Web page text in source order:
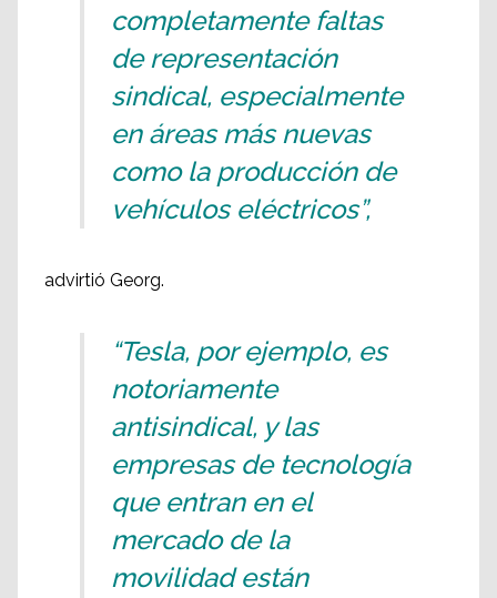
completamente faltas
de representación
sindical, especialmente
en áreas más nuevas
como la producción de
vehículos eléctricos”,
advirtió Georg.
“Tesla, por ejemplo, es
notoriamente
antisindical, y las
empresas de tecnología
que entran en el
mercado de la
movilidad están